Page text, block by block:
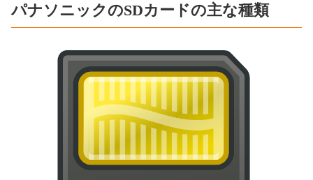
パナソニックのSDカードの主な種類